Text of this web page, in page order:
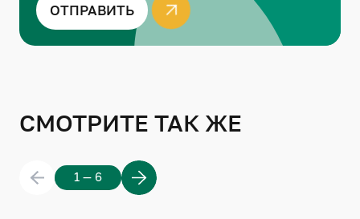
ОТПРАВИТЬ
СМОТРИТЕ ТАК ЖЕ
1 — 6